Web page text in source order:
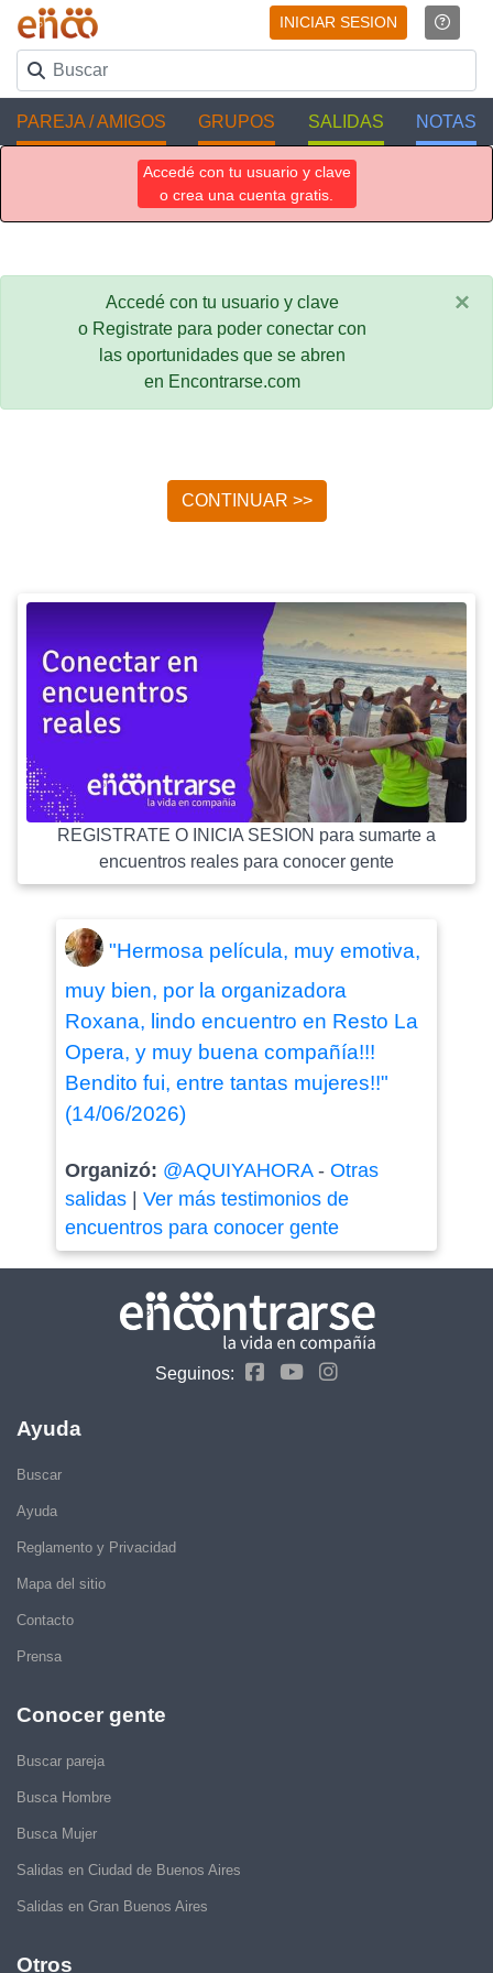
INICIAR SESION
PAREJA / AMIGOS GRUPOS SALIDAS NOTAS
Accedé con tu usuario y clave
o crea una cuenta gratis.
Accedé con tu usuario y clave
o Registrate para poder conectar con
las oportunidades que se abren
en Encontrarse.com
×
CONTINUAR >>
REGISTRATE O INICIA SESION para sumarte a
encuentros reales para conocer gente
"Hermosa película, muy emotiva,
muy bien, por la organizadora
Roxana, lindo encuentro en Resto La
Opera, y muy buena compañía!!!
Bendito fui, entre tantas mujeres!!"
(14/06/2026)
Organizó: @AQUIYAHORA- Otras
salidas| Ver más testimonios de
encuentros para conocer gente
Seguinos:
Ayuda
Buscar
Ayuda
Reglamento y Privacidad
Mapa del sitio
Contacto
Prensa
Conocer gente
Buscar pareja
Busca Hombre
Busca Mujer
Salidas en Ciudad de Buenos Aires
Salidas en Gran Buenos Aires
Otros